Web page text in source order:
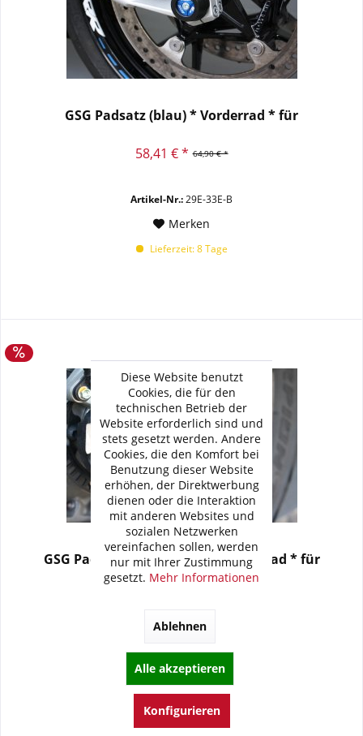
GSG Padsatz (blau) * Vorderrad * für
64,90 € *
58,41 € *
Artikel-Nr.:29E-33E-B
Merken
Lieferzeit: 8 Tage
GSG Padsatz (gold farben) * Hinterrad * für
Merken
Lieferzeit: 8 Tage
Diese Website benutzt
Cookies, die für den
technischen Betrieb der
Website erforderlich sind und
stets gesetzt werden. Andere
Cookies, die den Komfort bei
Benutzung dieser Website
erhöhen, der Direktwerbung
dienen oder die Interaktion
mit anderen Websites und
sozialen Netzwerken
vereinfachen sollen, werden
nur mit Ihrer Zustimmung
gesetzt. Mehr Informationen
Ablehnen
Alle akzeptieren
Konfigurieren